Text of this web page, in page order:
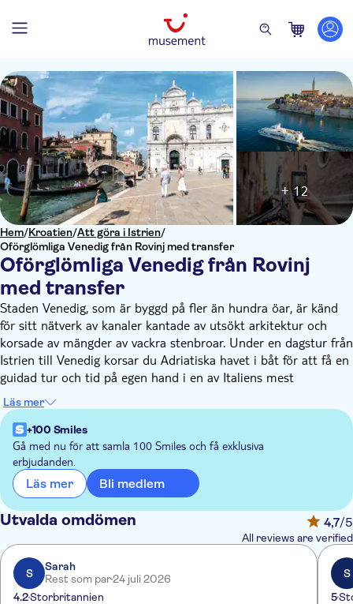
Hem/Kroatien/Att göra i Istrien/
Oförglömliga Venedig från Rovinj med transfer
Oförglömliga Venedig från Rovinj
med transfer
+ 12
Staden Venedig, som är byggd på fler än hundra öar, är känd
för sitt nätverk av kanaler kantade av utsökt arkitektur och
korsade av mängder av vackra stenbroar. Under en dagstur från
Istrien till Venedig korsar du Adriatiska havet i båt för att få en
guidad tur och tid på egen hand i en av Italiens mest
romantiska städer.
Du anländer med stil till San Basilio-piren, mitt i hjärtat av
Venedig, för att påbörja din upptäcktsfärd i ”La Serenissima”.
När du vandrar genom denna mytomspunna stad har du gott
om tid att upptäcka några av stadens höjdpunkter. Missa inte
den legendariska Markusplatsen – en piazza som domineras av
den vackra bysantinska Markuskyrkan och dess klocktorn.
Här kan du hoppa i en gondol och ta en tur längs kanalerna,
äta italienska specialiteter på klassiska matställen eller bara
strosa omkring och insupa atmosfären. Du tar dig själv till
hamnen för att lämna Venedig tidigt på kvällen och återvända
till Kroatien efter att ha sett en av Italiens främsta städer.
Läs mer
+100 Smiles
Gå med nu för att samla 100 Smiles och få exklusiva
erbjudanden.
Läs mer Bli medlem
Utvalda omdömen 4,7/5
All reviews are verified
S
Sarah
Rest som par24 juli 2026
4.2Storbritannien
S
5